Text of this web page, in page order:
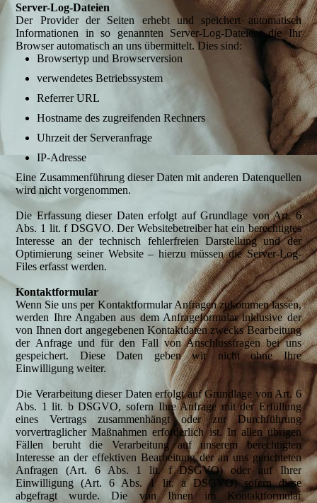
Server-Log-Dateien
Der Provider der Seiten erhebt und speichert automatisch
Informationen in so genannten Server-Log-Dateien, die Ihr
Browser automatisch an uns übermittelt. Dies sind:
Browsertyp und Browserversion
verwendetes Betriebssystem
Referrer URL
Hostname des zugreifenden Rechners
Uhrzeit der Serveranfrage
IP-Adresse
Eine Zusammenführung dieser Daten mit anderen Datenquellen
wird nicht vorgenommen.
Die Erfassung dieser Daten erfolgt auf Grundlage von Art. 6
Abs. 1 lit. f DSGVO. Der Websitebetreiber hat ein berechtigtes
Interesse an der technisch fehlerfreien Darstellung und der
Optimierung seiner Website – hierzu müssen die Server-Log-
Files erfasst werden.
Kontaktformular
Wenn Sie uns per Kontaktformular Anfragen zukommen lassen,
werden Ihre Angaben aus dem Anfrageformular inklusive der
von Ihnen dort angegebenen Kontaktdaten zwecks Bearbeitung
der Anfrage und für den Fall von Anschlussfragen bei uns
gespeichert. Diese Daten geben wir nicht ohne Ihre
Einwilligung weiter.
Die Verarbeitung dieser Daten erfolgt auf Grundlage von Art. 6
Abs. 1 lit. b DSGVO, sofern Ihre Anfrage mit der Erfüllung
eines Vertrags zusammenhängt oder zur Durchführung
vorvertraglicher Maßnahmen erforderlich ist. In allen übrigen
Fällen beruht die Verarbeitung auf unserem berechtigten
Interesse an der effektiven Bearbeitung der an uns gerichteten
Anfragen (Art. 6 Abs. 1 lit. f DSGVO) oder auf Ihrer
Einwilligung (Art. 6 Abs. 1 lit. a DSGVO) sofern diese
abgefragt wurde. Die von Ihnen im Kontaktformular